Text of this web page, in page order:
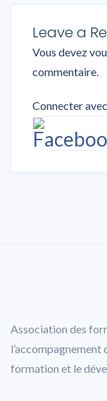
Leave a
Vous devez
commentaire.
Connecter
Association des
l’accompagnement
formation et le